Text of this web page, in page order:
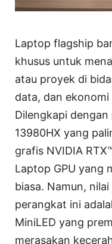
Laptop flagship
khusus untuk
atau proyek di
data, dan
Dilengkapi
13980HX yang
grafis NVIDIA
Laptop GPU yang
biasa. Namun,
perangkat ini
MiniLED yang
merasakan